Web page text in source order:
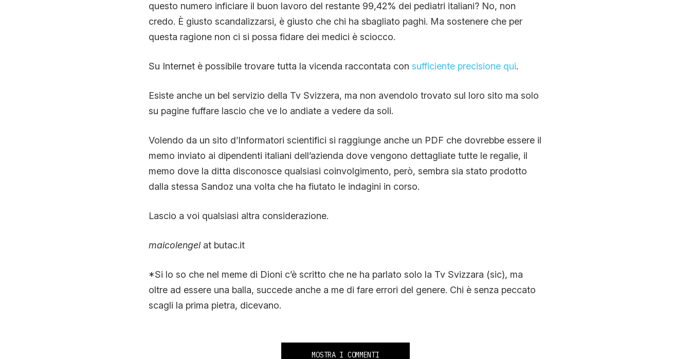
questo numero inficiare il buon lavoro del restante 99,42% dei pediatri italiani? No, non
credo. È giusto scandalizzarsi, è giusto che chi ha sbagliato paghi. Ma sostenere che per
questa ragione non ci si possa fidare dei medici è sciocco.
Su Internet è possibile trovare tutta la vicenda raccontata con sufficiente precisione qui.
Esiste anche un bel servizio della Tv Svizzera, ma non avendolo trovato sul loro sito ma solo
su pagine fuffare lascio che ve lo andiate a vedere da soli.
Volendo da un sito d’Informatori scientifici si raggiunge anche un PDF che dovrebbe essere il
memo inviato ai dipendenti italiani dell’azienda dove vengono dettagliate tutte le regalie, il
memo dove la ditta disconosce qualsiasi coinvolgimento, però, sembra sia stato prodotto
dalla stessa Sandoz una volta che ha fiutato le indagini in corso.
Lascio a voi qualsiasi altra considerazione.
maicolengelat butac.it
*Si lo so che nel meme di Dioni c’è scritto che ne ha parlato solo la Tv Svizzara (sic), ma
oltre ad essere una balla, succede anche a me di fare errori del genere. Chi è senza peccato
scagli la prima pietra, dicevano.
MOSTRA I COMMENTI